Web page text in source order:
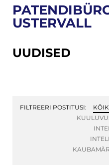
USTERVALL
UUDISED
FILTREERI POSTITUSI: